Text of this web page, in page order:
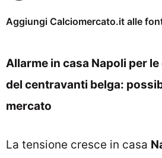
Aggiungi Calciomercato.it alle
Allarme in casa Napoli per
del centravanti belga:
mercato
La tensione cresce in casa